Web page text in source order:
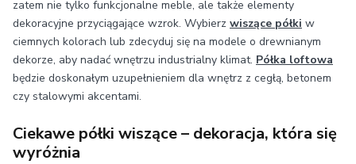
zatem nie tylko funkcjonalne meble, ale także elementy
dekoracyjne przyciągające wzrok. Wybierz wiszące półki w
ciemnych kolorach lub zdecyduj się na modele o drewnianym
dekorze, aby nadać wnętrzu industrialny klimat. Półka loftowa
będzie doskonałym uzupełnieniem dla wnętrz z cegłą, betonem
czy stalowymi akcentami.
Ciekawe półki wiszące – dekoracja, która się
wyróżnia